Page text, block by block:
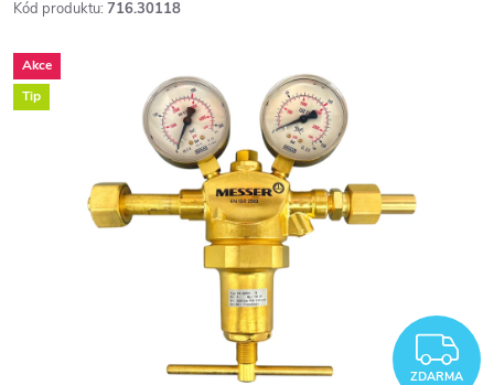
Kód produktu: 716.30118
Akce
Tip
ZDARMA